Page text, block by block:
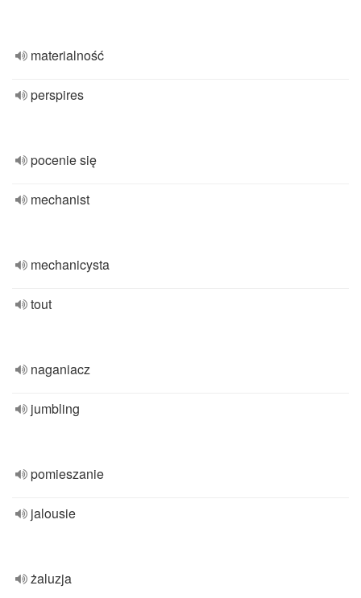
materialność
perspires
pocenie się
mechanist
mechanicysta
tout
naganiacz
jumbling
pomieszanie
jalousie
żaluzja